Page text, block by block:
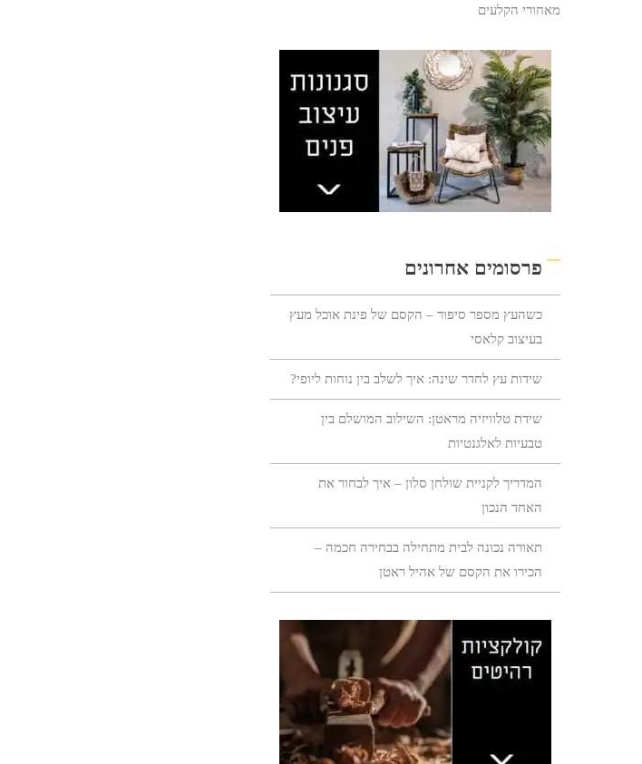
מאחורי הקלעים
פרסומים אחרונים
כשהעץ מספר סיפור – הקסם של פינת אוכל מעץ
בעיצוב קלאסי
שידות עץ לחדר שינה: איך לשלב בין נוחות ליופי?
שידת טלוויזיה מראטן: השילוב המושלם בין
טבעיות לאלגנטיות
המדריך לקניית שולחן סלון – איך לבחור את
האחד הנכון
תאורה נכונה לבית מתחילה בבחירה חכמה –
הכירו את הקסם של אהיל ראטן